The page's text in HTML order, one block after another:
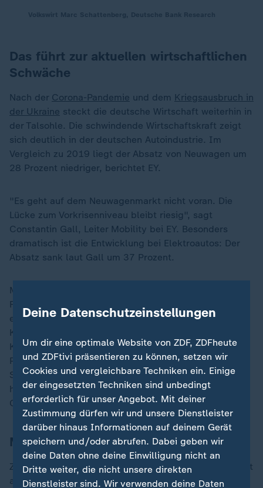
Das führt zur aktuellen wirtschaftlichen
Schwäche
Nach der Corona-Pandemie und dem Kriegsausbruch in
der Ukraine steckt die deutsche Wirtschaft weiterhin in
der Talsohle. Die schwindende Wirtschaftskraft zeigt
sich deutlich in der deutschen Autoindustrie. Im
Vergleich zu 2019 liegt der Absatz von Neuwagen um
28 Prozent niedriger, berichtet EY.
"Es geht auf dem Neuwagenmarkt nicht voran. Die
Lücke zum Vorkrisenniveau bleibt riesig", sagt
Constantin Gall, Leiter Mobility bei EY. Besonders
dramatisch ist die Entwicklung bei Elektroautos: Der
Absatz sank laut Gall um 37 Prozent.
Mehrere Faktoren führen zur aktuellen Schwäche:
Fehlende staatliche Umweltprämien, hohe Preise und
eine unsichere Ladeinfrastruktur schrecken potenzielle
Käufer ab. Zudem trüben hohe
Konjunktur die allgemeine Verbraucherlaune: Rund 15
Prozent - mit Ausnahme der Corona-Jahre war die
Sparquote in der deutschen Bevölkerung noch nie so
hoch, berichtet das Beratungsunternehmen Barkow
Consulting.
Mit einem Bein in der Rezession
Zusätzlich zur Erkenntnis, dass die deutsche Wirtschaft
angeschlagen ist, haben sich die Aussichten stark
Deine Datenschutzeinstellungen
Um dir eine optimale Website von ZDF, ZDFheute
und ZDFtivi präsentieren zu können, setzen wir
Cookies und vergleichbare Techniken ein. Einige
der eingesetzten Techniken sind unbedingt
erforderlich für unser Angebot. Mit deiner
Zustimmung dürfen wir und unsere Dienstleister
darüber hinaus Informationen auf deinem Gerät
speichern und/oder abrufen. Dabei geben wir
deine Daten ohne deine Einwilligung nicht an
Dritte weiter, die nicht unsere direkten
Dienstleister sind. Wir verwenden deine Daten